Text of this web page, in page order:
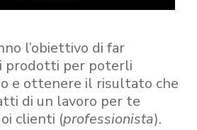
l’obiettivo di far
prodotti per poterli
e ottenere il risultato che
di un lavoro per te
clienti (professionista).